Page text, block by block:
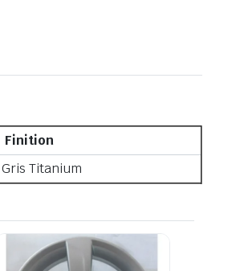
Finition
Gris Titanium